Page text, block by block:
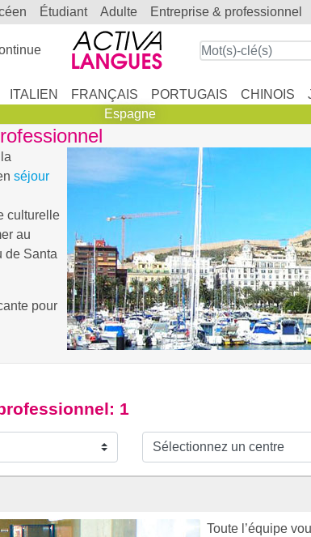
étudiant adulte entreprise & professionnel
ITALIEN FRANÇAIS PORTUGAIS CHINOIS
Espagne
séjour
culturelle
au
de Santa
pour
: 1
Toute l’équipe